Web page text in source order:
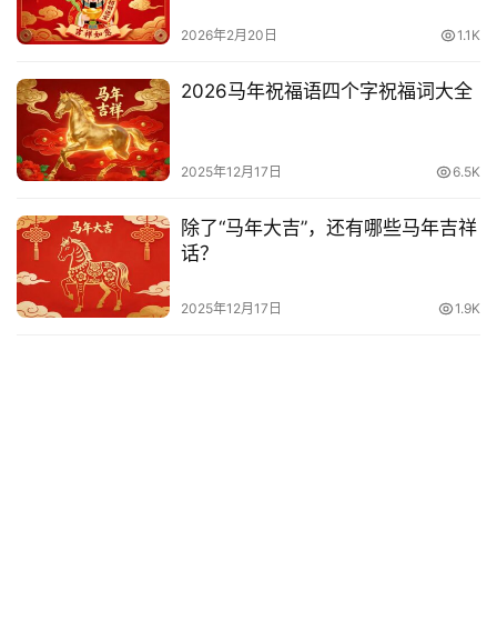
2026年2月20日 1.1K
2026马年祝福语四个字祝福词大全
2025年12月17日 6.5K
除了“马年大吉”，还有哪些马年吉祥
话？
2025年12月17日 1.9K